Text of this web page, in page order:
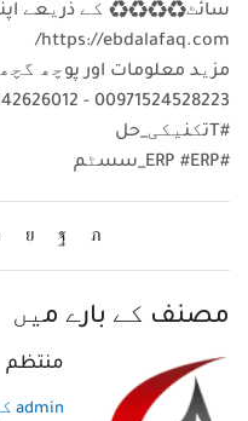
سائٹ♻♻♻♻ کے ذریعے
https://ebdalafaq.com/
مزید معلومات اور پوچھ
00971524528223 - 0097142626012 کے ذریعے رابطہ کریں
#Tتکنیکی_حل
#ERP #ERP_سسٹم
مصنف کے بارے میں
منتظم
admin کی دیگر پوسٹس